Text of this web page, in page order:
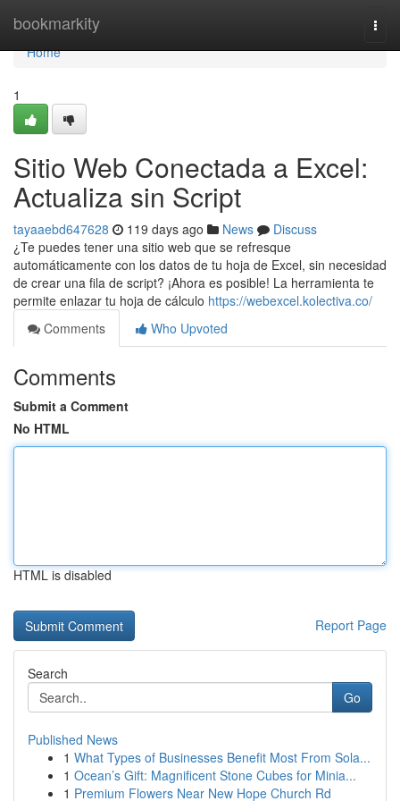
bookmarkity
Home
Home
1
Sitio Web Conectada a Excel:
Actualiza sin Script
tayaaebd647628 119 days ago News
Discuss
¿Te puedes tener una sitio web que se refresque
automáticamente con los datos de tu hoja de Excel, sin necesidad
de crear una fila de script? ¡Ahora es posible! La herramienta te
permite enlazar tu hoja de cálculo https://webexcel.kolectiva.co/
Comments
Who Upvoted
Comments
Submit a Comment
No HTML
HTML is disabled
Report Page
Search
Go
Published News
1 What Types of Businesses Benefit Most From Sola...
1 Ocean’s Gift: Magnificent Stone Cubes for Minia...
1 Premium Flowers Near New Hope Church Rd